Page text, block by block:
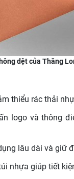
dệt của Thăng
thiểu rác thải
logo và thông
lâu dài và giữ
nhựa giúp tiết